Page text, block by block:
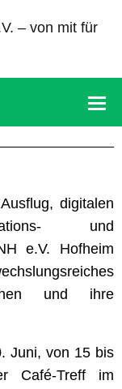
digitalen
und
e.V. Hofheim
und ihre
Juni, von 15 bis
Café-Treff im